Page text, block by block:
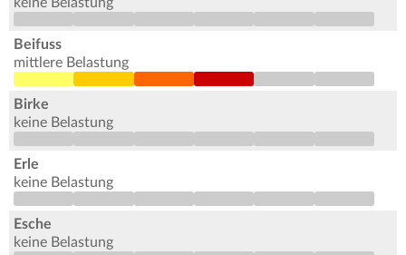
keine Belastung
Beifuss
mittlere Belastung
Birke
keine Belastung
Erle
keine Belastung
Esche
keine Belastung